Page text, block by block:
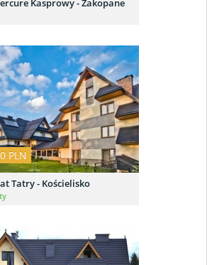
Kasprowy - Zakopane
PLN
Tatry - Kościelisko